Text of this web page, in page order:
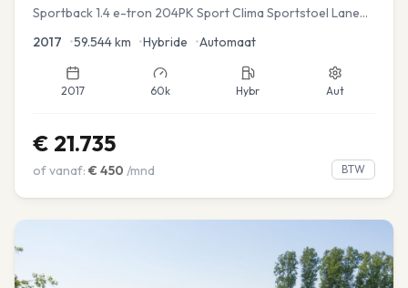
Sportback 1.4 e-tron 204PK Sport Clima Sportstoel Lane
2017 •59.544km •Hybride •Automaat
2017 60k Hybr Aut
€ 21.735
of vanaf: € 450 /mnd BTW